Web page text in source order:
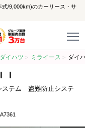
/9,000km)のカーリース・サ
ダイハツ ミライース ダイ
テム 盗難防止システ